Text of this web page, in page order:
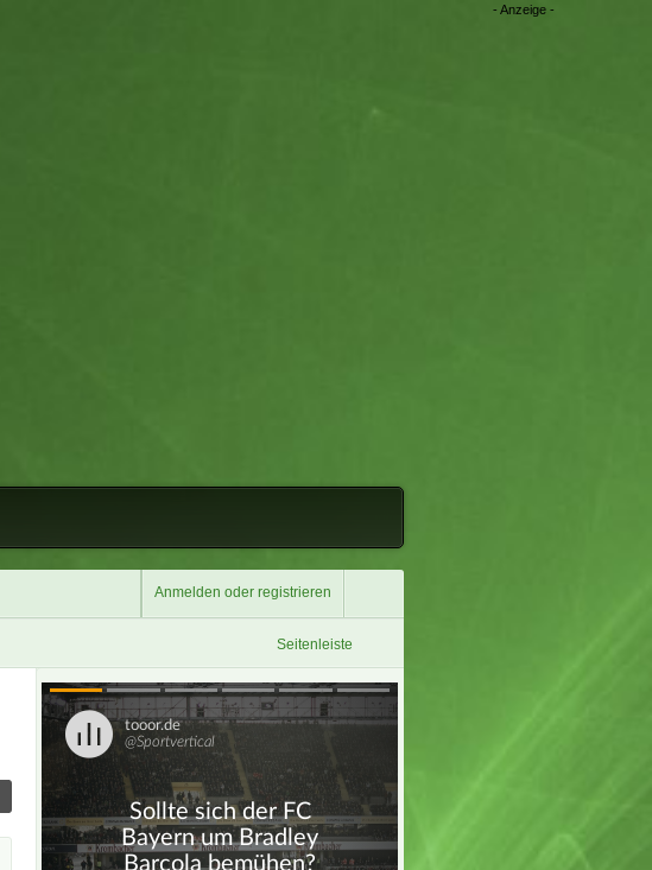
Anmelden oder registrieren
Seitenleiste